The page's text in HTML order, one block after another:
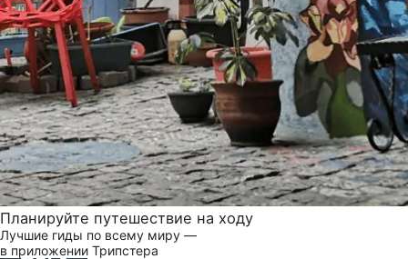
Планируйте путешествие на ходу
Лучшие гиды по всему миру —
в приложении Трипстера